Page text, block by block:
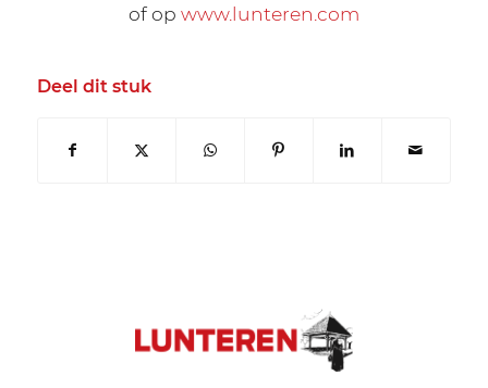
of op www.lunteren.com
Deel dit stuk